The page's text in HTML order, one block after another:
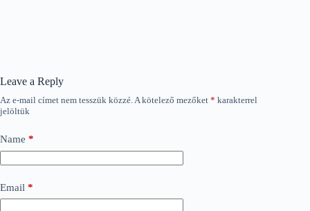
Leave a Reply
Az e-mail címet nem tesszük közzé.A kötelező mezőket * karakterrel
jelöltük
Name *
Email *